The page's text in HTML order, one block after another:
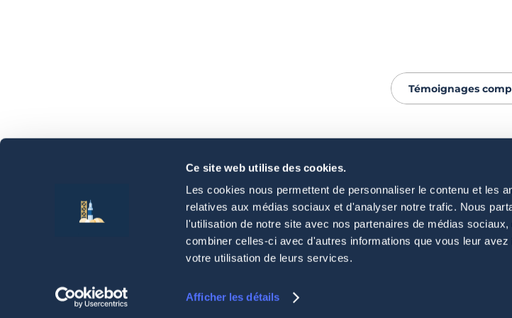
Ce site web utilise des cookies.
Les cookies nous permettent de personnaliser le contenu et les
relatives aux médias sociaux et d'analyser notre trafic. Nous
l'utilisation de notre site avec nos partenaires de médias
combiner celles-ci avec d'autres informations que vous leur
votre utilisation de leurs services.
Afficher les détails
Témoignages
À propos
Page d'accueil
Notre histoire
Nos réalisations
Blog
© 2024 Capsul-France, Inc.